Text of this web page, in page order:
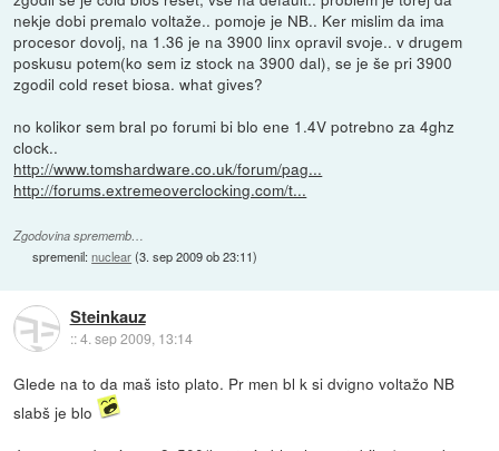
nekje dobi premalo voltaže.. pomoje je NB.. Ker mislim da ima
procesor dovolj, na 1.36 je na 3900 linx opravil svoje.. v drugem
poskusu potem(ko sem iz stock na 3900 dal), se je še pri 3900
zgodil cold reset biosa. what gives?
no kolikor sem bral po forumi bi blo ene 1.4V potrebno za 4ghz
clock..
http://www.tomshardware.co.uk/forum/pag...
http://forums.extremeoverclocking.com/t...
Zgodovina sprememb…
spremenil:nuclear(3. sep 2009 ob 23:11)
Steinkauz
::4. sep 2009, 13:14
Glede na to da maš isto plato. Pr men bl k si dvigno voltažo NB
slabš je blo